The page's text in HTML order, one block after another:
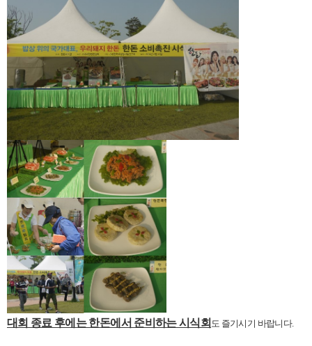
대회 종료 후에는 한돈에서 준비하는 시식회 도 즐기시기 바랍니다.